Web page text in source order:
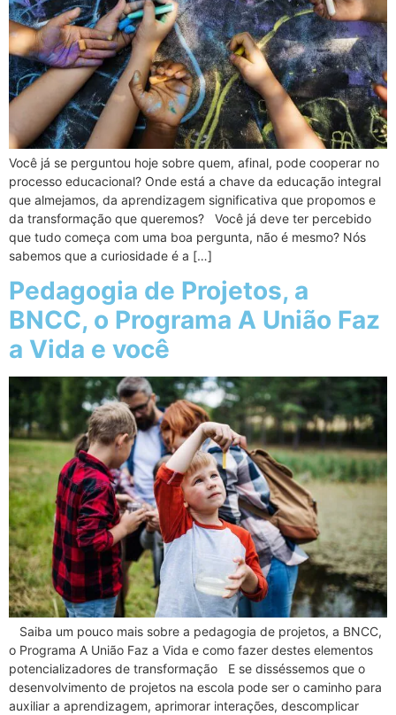
Você já se perguntou hoje sobre quem, afinal, pode cooperar no
processo educacional? Onde está a chave da educação integral
que almejamos, da aprendizagem significativa que propomos e
da transformação que queremos? Você já deve ter percebido
que tudo começa com uma boa pergunta, não é mesmo? Nós
sabemos que a curiosidade é a […]
Pedagogia de Projetos, a
BNCC, o Programa A União Faz
a Vida e você
Saiba um pouco mais sobre a pedagogia de projetos, a BNCC,
o Programa A União Faz a Vida e como fazer destes elementos
potencializadores de transformação E se disséssemos que o
desenvolvimento de projetos na escola pode ser o caminho para
auxiliar a aprendizagem, aprimorar interações, descomplicar